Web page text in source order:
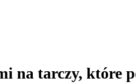
na tarczy, które